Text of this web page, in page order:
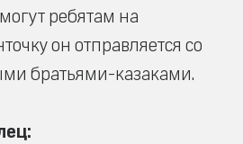
ребятам на
он отправляется со
братьями-казаками.